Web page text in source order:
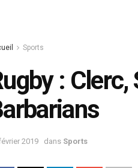
Sports
:
2019 dans Sports